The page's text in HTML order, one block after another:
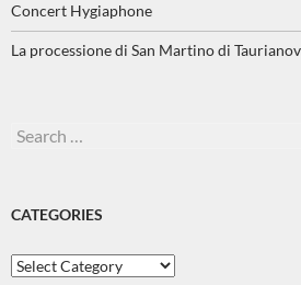
Concert Hygiaphone
La processione di San Martino di
Search
CATEGORIES
Categories